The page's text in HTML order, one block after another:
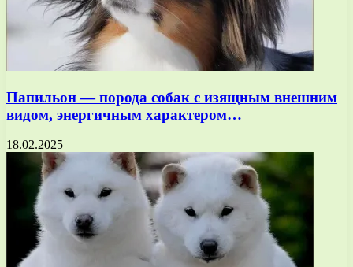
Папильон — порода собак с изящным внешним
видом, энергичным характером…
18.02.2025